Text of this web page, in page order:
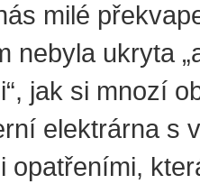
milé
nebyla ukryta
jak si mnozí
elektrárna s
opatřeními,